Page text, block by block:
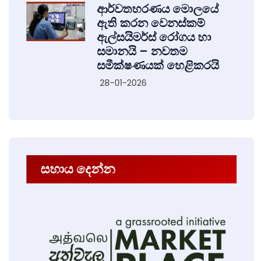
ආර්වතහරණය මොලයේ
ඇති කරන වෙනස්කම්
ඇල්සයිමර්ස් රෝගය හා
සමානයි – නවතම
සමීක්ෂණයක් හෙළිකරයි
28-01-2026
සහාය දෙන්න